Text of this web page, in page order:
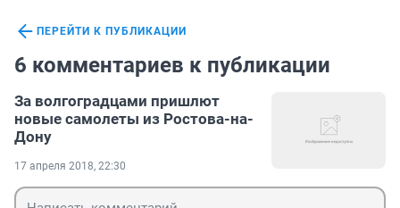
ПЕРЕЙТИ К ПУБЛИКАЦИИ
6 комментариев к публикации
За волгоградцами пришлют
новые самолеты из Ростова-на-
Дону
17 апреля 2018, 22:30